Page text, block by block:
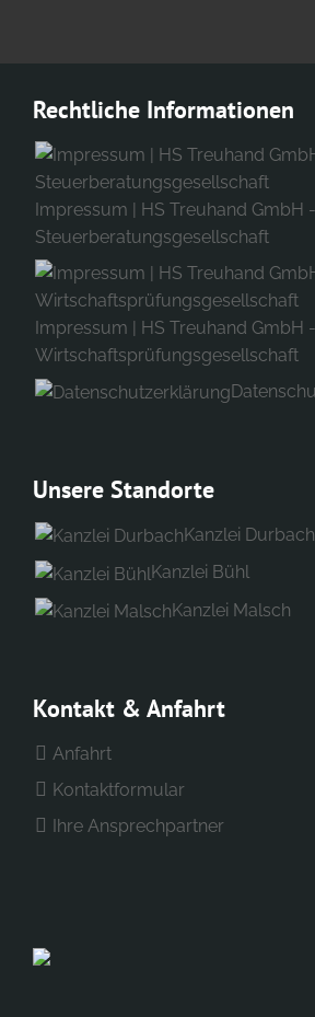
Rechtliche Informationen
Impressum | HS Treuhand GmbH -
Steuerberatungsgesellschaft
Impressum | HS Treuhand GmbH -
Wirtschaftsprüfungsgesellschaft
Unsere Standorte
Kanzlei Durbach
Kanzlei Bühl
Kanzlei Malsch
Kontakt & Anfahrt
Anfahrt
Kontaktformular
Ihre Ansprechpartner